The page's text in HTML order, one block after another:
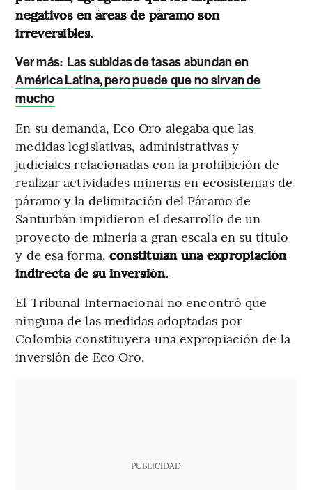
negativos en áreas de páramo son
irreversibles.
Ver más: Las subidas de tasas abundan en
América Latina, pero puede que no sirvan de
mucho
En su demanda, Eco Oro alegaba que las
medidas legislativas, administrativas y
judiciales relacionadas con la prohibición de
realizar actividades mineras en ecosistemas de
páramo y la delimitación del Páramo de
Santurbán impidieron el desarrollo de un
proyecto de minería a gran escala en su título
y de esa forma, constituían una expropiación
indirecta de su inversión.
El Tribunal Internacional no encontró que
ninguna de las medidas adoptadas por
Colombia constituyera una expropiación de la
inversión de Eco Oro.
PUBLICIDAD